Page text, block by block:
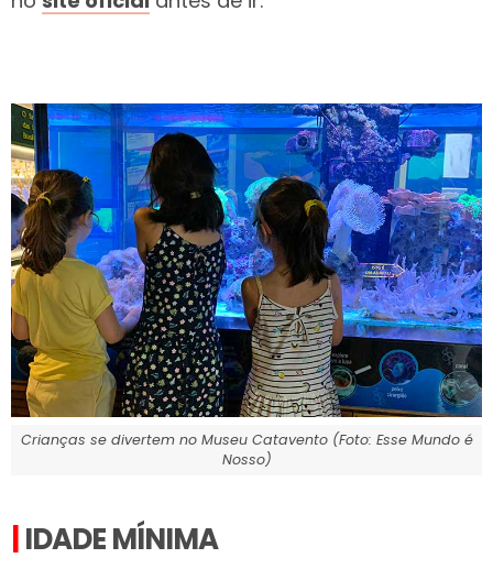
Crianças se divertem no Museu Catavento (Foto: Esse Mundo é
Nosso)
|IDADE MÍNIMA